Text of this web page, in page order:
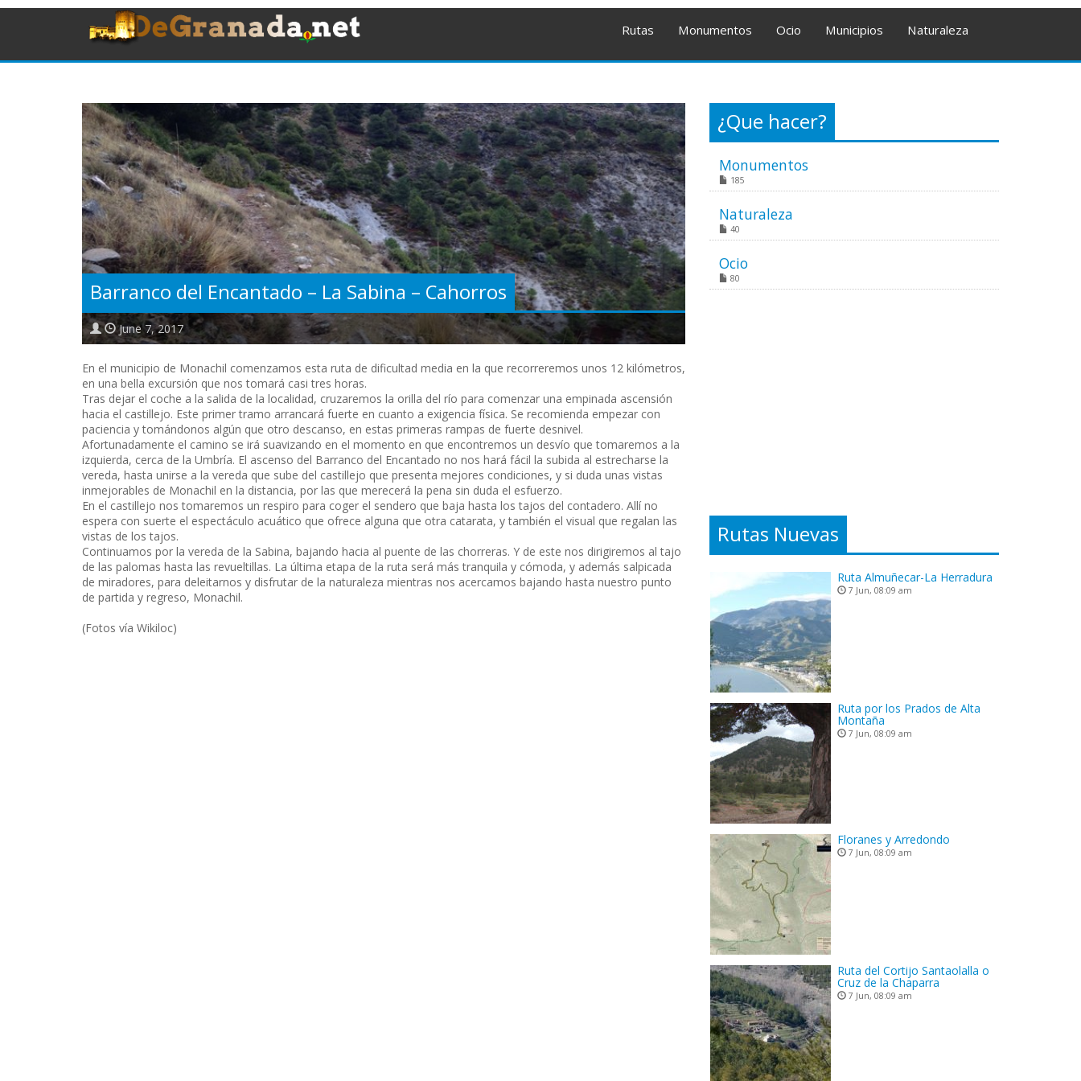
Rutas Monumentos Ocio Municipios Naturaleza
Barranco del Encantado – La Sabina – Cahorros
June 7, 2017
En el municipio de Monachil comenzamos esta ruta de dificultad media en la que recorreremos unos 12 kilómetros,
en una bella excursión que nos tomará casi tres horas.
Tras dejar el coche a la salida de la localidad, cruzaremos la orilla del río para comenzar una empinada ascensión
hacia el castillejo. Este primer tramo arrancará fuerte en cuanto a exigencia física. Se recomienda empezar con
paciencia y tomándonos algún que otro descanso, en estas primeras rampas de fuerte desnivel.
Afortunadamente el camino se irá suavizando en el momento en que encontremos un desvío que tomaremos a la
izquierda, cerca de la Umbría. El ascenso del Barranco del Encantado no nos hará fácil la subida al estrecharse la
vereda, hasta unirse a la vereda que sube del castillejo que presenta mejores condiciones, y si duda unas vistas
inmejorables de Monachil en la distancia, por las que merecerá la pena sin duda el esfuerzo.
En el castillejo nos tomaremos un respiro para coger el sendero que baja hasta los tajos del contadero. Allí no
espera con suerte el espectáculo acuático que ofrece alguna que otra catarata, y también el visual que regalan las
vistas de los tajos.
Continuamos por la vereda de la Sabina, bajando hacia al puente de las chorreras. Y de este nos dirigiremos al tajo
de las palomas hasta las revueltillas. La última etapa de la ruta será más tranquila y cómoda, y además salpicada
de miradores, para deleitarnos y disfrutar de la naturaleza mientras nos acercamos bajando hasta nuestro punto
de partida y regreso, Monachil.
(Fotos vía Wikiloc)
¿Que hacer?
Monumentos
185
Naturaleza
40
Ocio
80
Rutas Nuevas
Ruta Almuñecar-La Herradura
7 Jun, 08:09 am
Ruta por los Prados de Alta
Montaña
7 Jun, 08:09 am
Floranes y Arredondo
7 Jun, 08:09 am
Ruta del Cortijo Santaolalla o
Cruz de la Chaparra
7 Jun, 08:09 am